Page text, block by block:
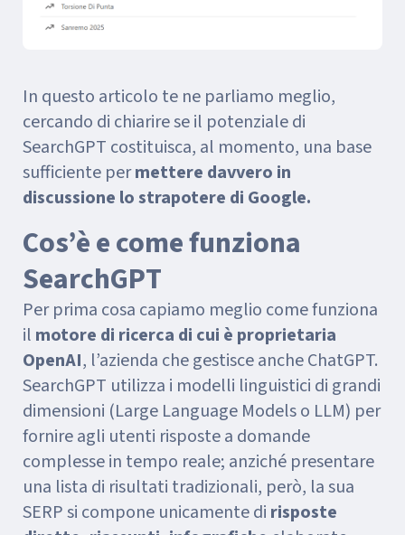
In questo articolo te ne parliamo meglio,
cercando di chiarire se il potenziale di
SearchGPT costituisca, al momento, una base
sufficiente permettere davvero in
discussione lo strapotere di Google.
Cos’è e come funziona
SearchGPT
Per prima cosa capiamo meglio come funziona
il motore di ricerca di cui è proprietaria
OpenAI, l’azienda che gestisce anche ChatGPT.
SearchGPT utilizza i modelli linguistici di grandi
dimensioni (Large Language Models o LLM) per
fornire agli utenti risposte a domande
complesse in tempo reale; anziché presentare
una lista di risultati tradizionali, però, la sua
SERP si compone unicamente di risposte